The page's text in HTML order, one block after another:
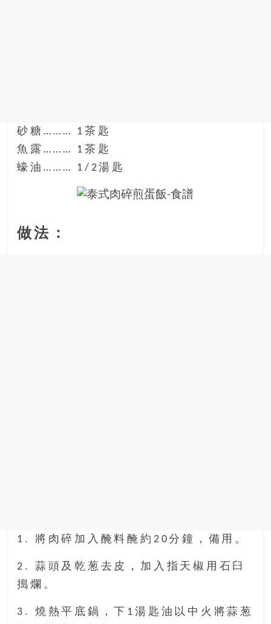
砂糖……… 1茶匙
魚露……… 1茶匙
蠔油……… 1/2湯匙
做法：
1. 將肉碎加入醃料醃約20分鐘，備用。
2. 蒜頭及乾葱去皮，加入指天椒用石臼
搗爛。
3. 燒熱平底鍋，下1湯匙油以中火將蒜葱